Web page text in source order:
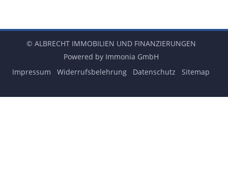
© ALBRECHT IMMOBILIEN UND FINANZIERUNGEN
Powered by Immonia GmbH
Impressum
Widerrufsbelehrung Datenschutz Sitemap